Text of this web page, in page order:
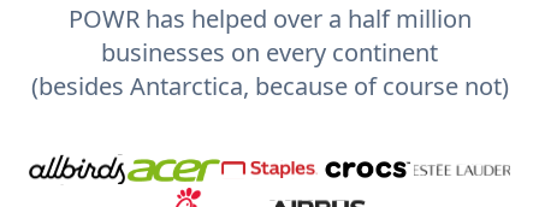
POWR has helped over a half million
businesses on every continent
(besides Antarctica, because of course not)